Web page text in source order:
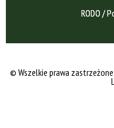
RODO /
© Wszelkie prawa zastrzeżone